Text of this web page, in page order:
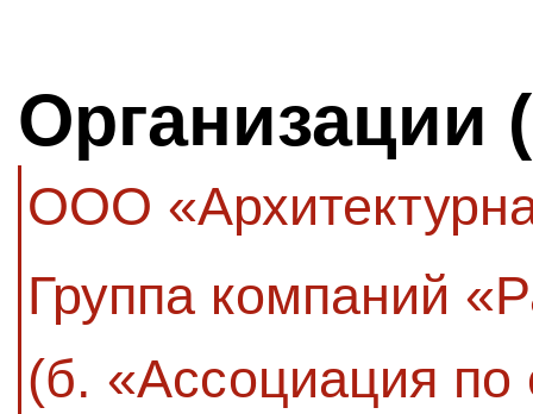
Организации
ООО
Группа компаний
(б. «Ассоциация по